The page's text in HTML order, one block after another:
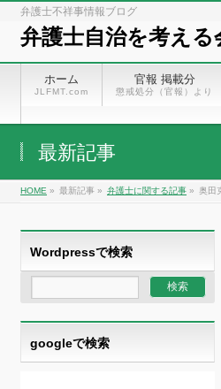
弁護士不祥事情報ブログ
弁護士自治を考える
ホーム
JLFMT.com
官報 掲載分
懲戒処分（官報）より
最新記事
HOME » 最新記事 » 弁護士に関する記事 » 奥田
Wordpressで検索
googleで検索